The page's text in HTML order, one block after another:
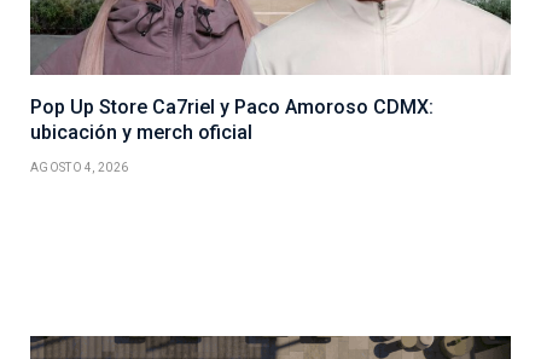
Pop Up Store Ca7riel y Paco Amoroso CDMX:
ubicación y merch oficial
AGOSTO 4, 2026